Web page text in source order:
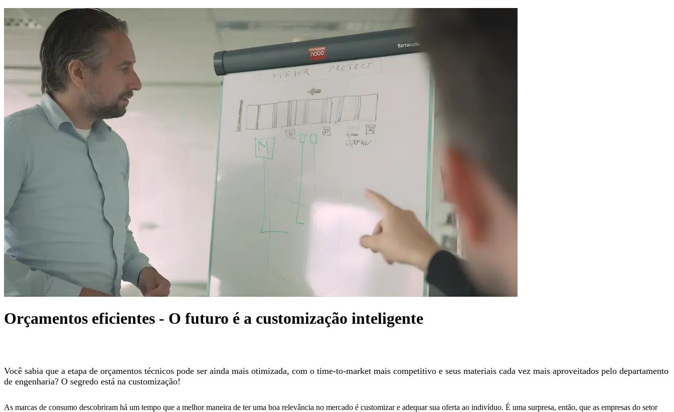
Orçamentos eficientes - O futuro é a customização inteligente
Você sabia que a etapa de orçamentos técnicos pode ser ainda mais otimizada, com o time-to-market mais competitivo e seus materiais cada vez mais aproveitados pelo departamento
de engenharia? O segredo está na customização!
As marcas de consumo descobriram há um tempo que a melhor maneira de ter uma boa relevância no mercado é customizar e adequar sua oferta ao indivíduo. É uma surpresa, então, que as empresas do setor